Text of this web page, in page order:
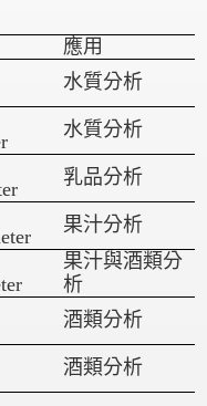
應用
水質分析
水質分析
乳品分析
果汁分析
果汁與酒類分
析
酒類分析
酒類分析